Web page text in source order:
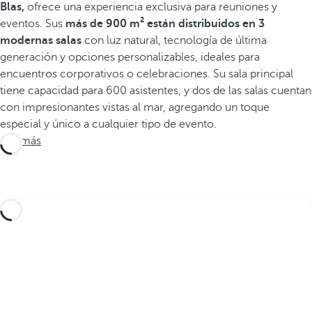
Blas, ofrece una experiencia exclusiva para reuniones y
eventos. Sus más de 900 m² están distribuidos en 3
modernas salas con luz natural, tecnología de última
generación y opciones personalizables, ideales para
encuentros corporativos o celebraciones. Su sala principal
tiene capacidad para 600 asistentes, y dos de las salas cuentan
con impresionantes vistas al mar, agregando un toque
especial y único a cualquier tipo de evento.
Ver más